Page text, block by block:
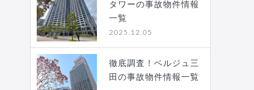
タワーの事故物件情報
一覧
2025.12.05
徹底調査！ベルジュ三
田の事故物件情報一覧